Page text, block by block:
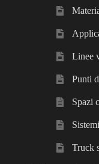
Linee
Punti
Spazi
Truck